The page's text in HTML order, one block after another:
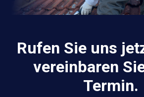
Rufen Sie uns
vereinbaren
Termin.